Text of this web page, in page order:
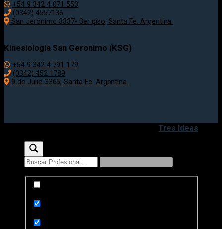
+54 9 342 4 071 553
(0342) 4557136
San Jerónimo 3337- 3er piso, Santa Fe. Argentina.
Kinesiologia San Geronimo (KSG)
+54 9 342 4 791 179
(0342) 452 1789
9 de Julio 3365, Santa Fe. Argentina.
Tres Ideas